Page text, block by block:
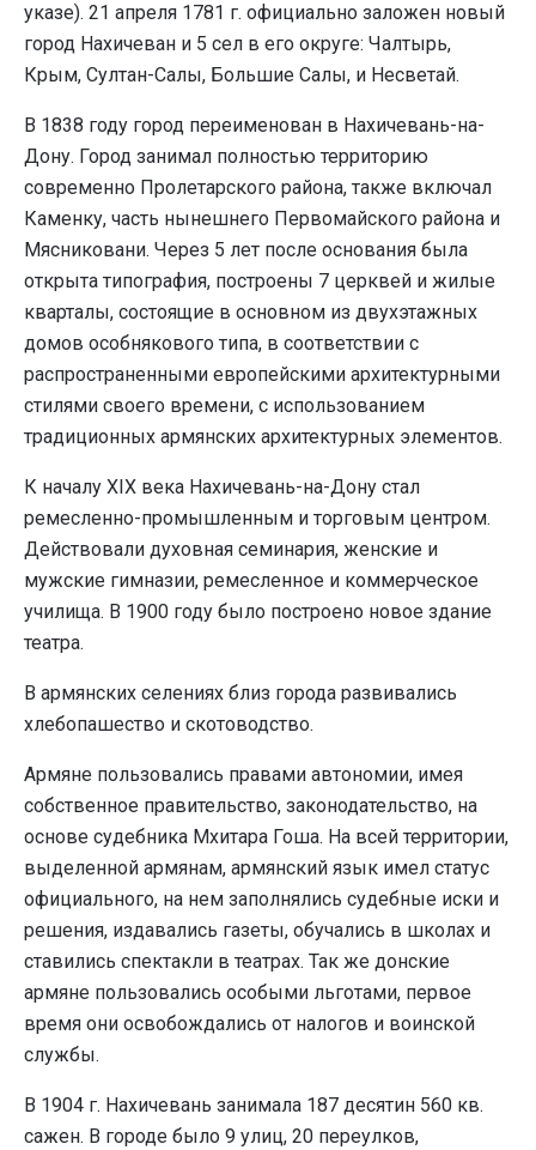
указе). 21 апреля 1781 г. официально заложен новый
город Нахичеван и 5 сел в его округе: Чалтырь,
Крым, Султан-Салы, Большие Салы, и Несветай.
В 1838 году город переименован в Нахичевань-на-
Дону. Город занимал полностью территорию
современно Пролетарского района, также включал
Каменку, часть нынешнего Первомайского района и
Мясниковани. Через 5 лет после основания была
открыта типография, построены 7 церквей и жилые
кварталы, состоящие в основном из двухэтажных
домов особнякового типа, в соответствии с
распространенными европейскими архитектурными
стилями своего времени, с использованием
традиционных армянских архитектурных элементов.
К началу XIX века Нахичевань-на-Дону стал
ремесленно-промышленным и торговым центром.
Действовали духовная семинария, женские и
мужские гимназии, ремесленное и коммерческое
училища. В 1900 году было построено новое здание
театра.
В армянских селениях близ города развивались
хлебопашество и скотоводство.
Армяне пользовались правами автономии, имея
собственное правительство, законодательство, на
основе судебника Мхитара Гоша. На всей территории,
выделенной армянам, армянский язык имел статус
официального, на нем заполнялись судебные иски и
решения, издавались газеты, обучались в школах и
ставились спектакли в театрах. Так же донские
армяне пользовались особыми льготами, первое
время они освобождались от налогов и воинской
службы.
В 1904 г. Нахичевань занимала 187 десятин 560 кв.
сажен. В городе было 9 улиц, 20 переулков,